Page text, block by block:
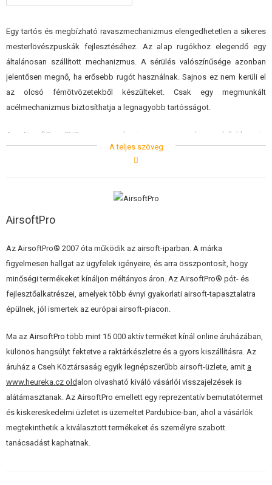
SÉRÜLT, HASZNÁLT ÁRUK
HÍREK
KEDVEZMÉNYEK
Egy tartós és megbízható ravaszmechanizmus elengedhetetlen a sikeres
mesterlövészpuskák fejlesztéséhez. Az alap rugókhoz elegendő egy
általánosan szállított mechanizmus. A sérülés valószínűsége azonban
jelentősen megnő, ha erősebb rugót használnak. Sajnos ez nem kerüli el
az olcsó fémötvözetekből készülteket. Csak egy megmunkált
acélmechanizmus biztosíthatja a legnagyobb tartósságot.
Az AirsoftPro CNC ravaszmechanizmusa egy más modellekben is
használt, bevált konstrukciót használ. A cél egy rendkívül tartós
ravaszmechanizmus létrehozása volt, amely még a legerősebb rugók
acél alkatrészek kombinációjával készült.
Az alábbiakban az alapvető jellemzőket ismertetjük:
A test precíziós CNC-gépeken megmunkálással készült,
könnyű, de tartós 6061-T6 alumíniumötvözetből.
A dugattyútartó, a kar és a rúd acélból készült, HRC48-55
keménységűre edzett.
A ravasz felső része golyóscsapágyazott a simább
A belső részek fülei rozsdamentes acélból készültek.
kiindulási helyzetbe.
20 különálló részből áll.
M190-es rugókon tesztelve.
Egyszerű telepítés két perc alatt
Pótalkatrészek elérhetősége a gyártótól Airsoftpro(kérésre)
Teljesen Csehországban tervezték és szerelték össze. A gyártó
A teljes szöveg
AirsoftPro
Az AirsoftPro® 2007 óta működik az airsoft-iparban. A márka
figyelmesen hallgat az ügyfelek igényeire, és arra összpontosít, hogy
minőségi termékeket kínáljon méltányos áron. Az AirsoftPro® pót- és
fejlesztőalkatrészei, amelyek több évnyi gyakorlati airsoft-tapasztalatra
épülnek, jól ismertek az európai airsoft-piacon.
Ma az AirsoftPro több mint 15 000 aktív terméket kínál online áruházában,
különös hangsúlyt fektetve a raktárkészletre és a gyors kiszállításra. Az
áruház a Cseh Köztársaság egyik legnépszerűbb airsoft-üzlete, amit a
www.heureka.cz old alon olvasható kiváló vásárlói visszajelzések is
alátámasztanak. Az AirsoftPro emellett egy reprezentatív bemutatótermet
és kiskereskedelmi üzletet is üzemeltet Pardubice-ban, ahol a vásárlók
megtekinthetik a kiválasztott termékeket és személyre szabott
tanácsadást kaphatnak.